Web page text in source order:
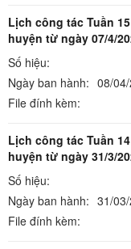
Lịch công tác Tuần
huyện từ ngày 07/4/
Số hiệu:
Ngày ban hành: 08/
File đính kèm:
Lịch công tác Tuần
huyện từ ngày 31/3/
Số hiệu:
Ngày ban hành: 31/
File đính kèm: